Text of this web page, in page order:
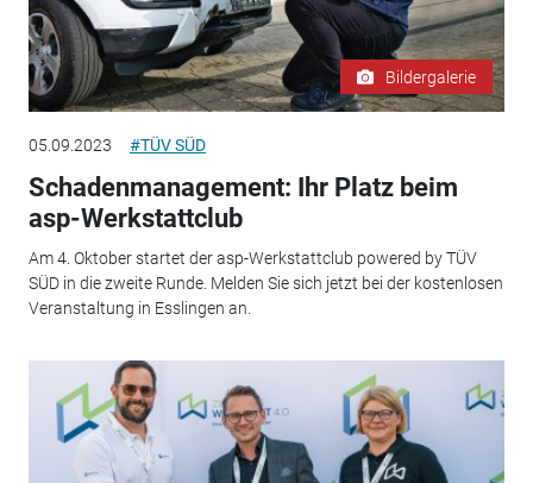
Bildergalerie
05.09.2023 #TÜV SÜD
Schadenmanagement: Ihr Platz beim
asp-Werkstattclub
Am 4. Oktober startet der asp-Werkstattclub powered by TÜV
SÜD in die zweite Runde. Melden Sie sich jetzt bei der kostenlosen
Veranstaltung in Esslingen an.